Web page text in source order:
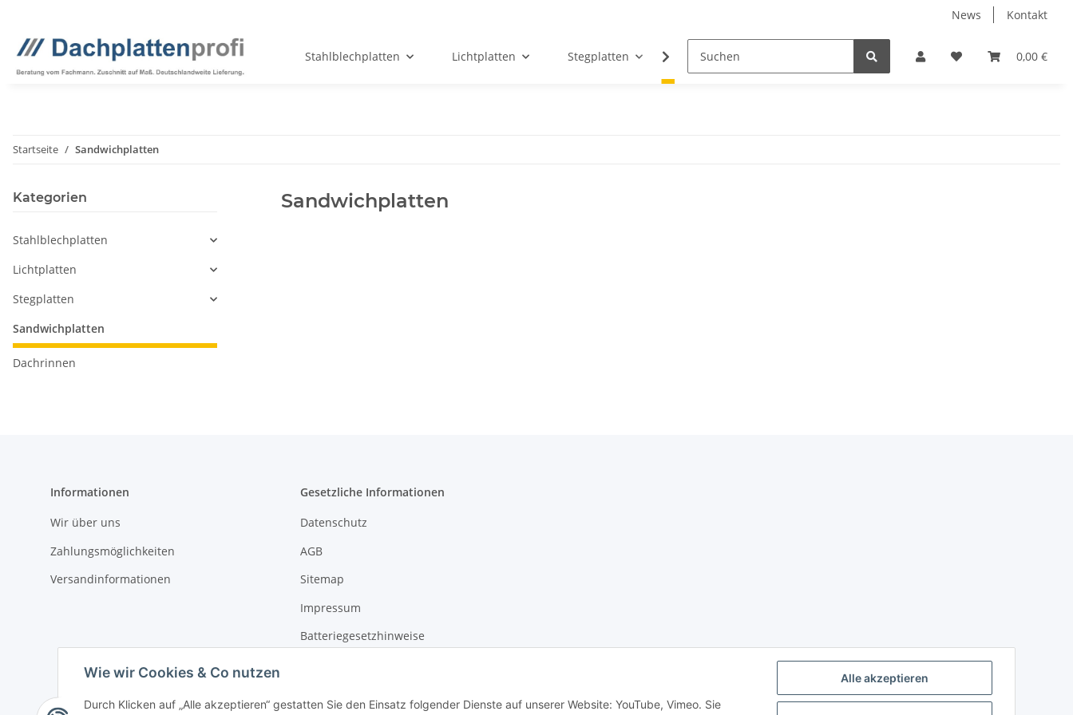
News Kontakt
0,00 €
Stahlblechplatten Lichtplatten Stegplatten Sandwichplatten Dachrinnen
Startseite Sandwichplatten
Sandwichplatten
Kategorien
Stahlblechplatten
Lichtplatten
Stegplatten
Sandwichplatten
Dachrinnen
Informationen
Wir über uns
Zahlungsmöglichkeiten
Versandinformationen
Gesetzliche Informationen
Datenschutz
AGB
Sitemap
Impressum
Batteriegesetzhinweise
* Alle Preise inkl. gesetzlicher USt., zzgl.Versand
Wie wir Cookies & Co nutzen
Durch Klicken auf „Alle akzeptieren“ gestatten Sie den Einsatz folgender Dienste auf unserer Website: YouTube, Vimeo. Sie
Alle akzeptieren